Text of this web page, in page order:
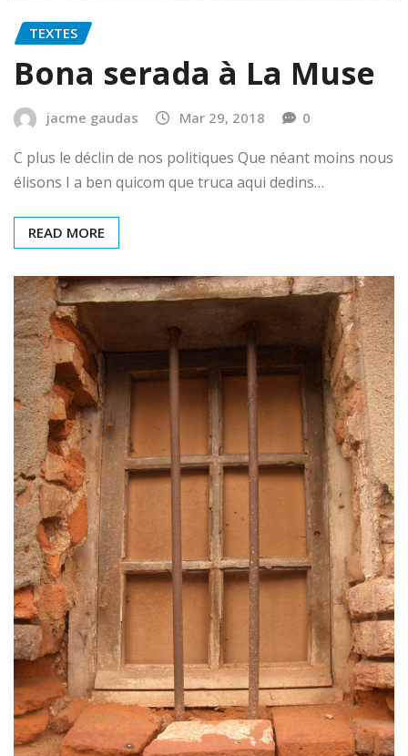
TEXTES
Bona serada à La Muse
jacme gaudas Mar 29, 2018 0
C plus le déclin de nos politiques Que néant moins nous
élisons I a ben quicom que truca aqui dedins…
READ MORE